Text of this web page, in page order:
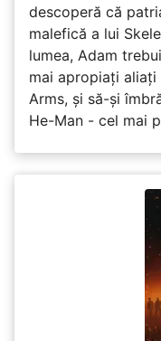
descoperă că
malefică a lui
lumea, Adam
mai apropiați aliați
Arms, și să-și
He-Man - cel mai